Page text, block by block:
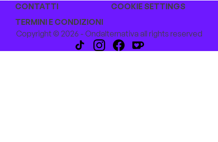
CONTATTI
COOKIE SETTINGS
TERMINI E CONDIZIONI
Copyright © 2026 - Ondalternativa all rights reserved